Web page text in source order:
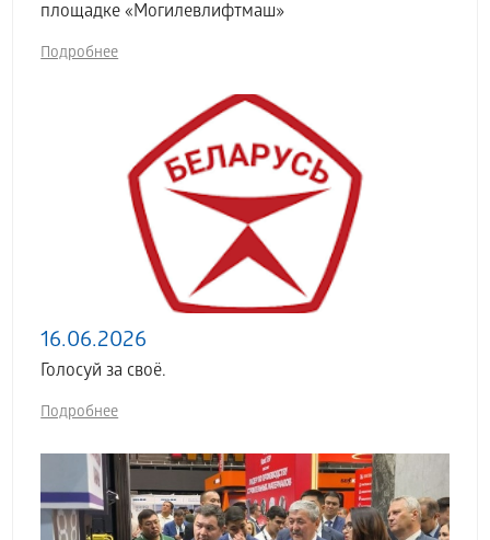
площадке «Могилевлифтмаш»
Подробнее
16.06.2026
Голосуй за своё.
Подробнее